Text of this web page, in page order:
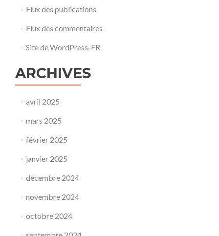
Flux des publications
Flux des commentaires
Site de WordPress-FR
ARCHIVES
avril 2025
mars 2025
février 2025
janvier 2025
décembre 2024
novembre 2024
octobre 2024